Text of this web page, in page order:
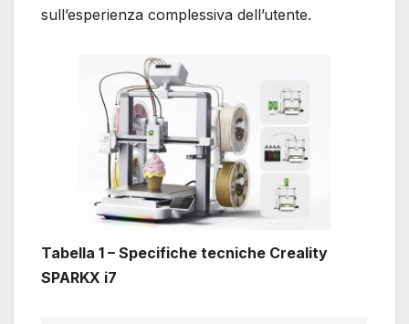
sull’esperienza complessiva dell’utente.
Tabella 1 – Specifiche tecniche Creality
SPARKX i7